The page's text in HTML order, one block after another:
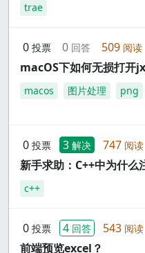
trae
0 投票 0 回答 509 阅读
macOS下如何无损打开
macos 图片处理 png
0 投票 3 解决 747 阅读
新手求助：C++中为什
c++
0 投票 4 回答 543 阅读
前端预览excel？